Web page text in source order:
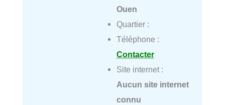
Ouen
Quartier :
Téléphone :
Contacter
Site internet :
Aucun site internet
connu